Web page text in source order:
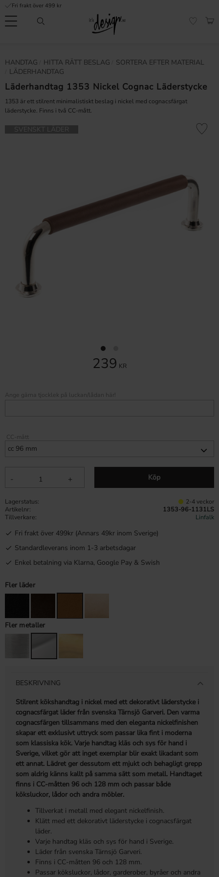
Meny
Fri frakt över 499 kr
HANDTAG HITTA RÄTT BESLAG
SORTERA EFTER MATERIAL
LÄDERHANDTAG
Läderhandtag 1353 Nickel Cognac Läderstycke
1353 är ett stilrent minimalistiskt beslag i nickel med cognacsfärgat
läderstycke. Finns i två CC-mått.
SVENSKT LÄDER
239 KR
CC-mått
+
- Köp
Lägg till
Ange gärna tjocklek på luckan/lådan här!
Lagerstatus 2-4 veckor
Artikelnr
1353-96-1131LS
Tillverkare
Linfalk
Fri frakt över 499kr (Annars 49kr inom Sverige)
Standardleverans inom 1-3 arbetsdagar
Enkel betalning via Klarna, Google Pay & Swish
Fler läder
Fler metaller
BESKRIVNING
Stilrent kökshandtag i nickel med ett dekorativt läderstycke i
cognacsfärgat läder från svenska Tärnsjö Garveri. Den varma
cognacsfärgen tillsammans med den eleganta nickelfinishen
skapar ett exklusivt uttryck som passar lika fint i moderna
som klassiska kök. Varje handtag kläs och sys för hand i
Sverige, vilket gör att inget exemplar blir exakt likadant som
ett annat. Lädret ger dessutom ett mjukt och behagligt grepp
som aldrig känns kallt på samma sätt som metall. Handtaget
finns i CC-måtten 96 och 128 mm och passar både
köksluckor, lådor och andra möbler.
Tillverkat i metall med elegant nickelfinish.
Klätt med ett dekorativt läderstycke i cognacsfärgat
läder.
Varje handtag kläs och sys för hand i Sverige.
Läder från svenska Tärnsjö Garveri.
Finns i CC-måtten 96 och 128 mm.
Passar köksluckor, lådor, garderober, byråer och andra
Inspiration & Tips
sidor |
Design